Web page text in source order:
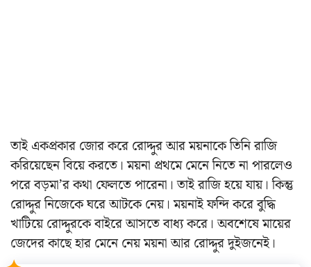
তাই একপ্রকার জোর করে রোদ্দুর আর ময়নাকে তিনি রাজি
করিয়েছেন বিয়ে করতে। ময়না প্রথমে মেনে নিতে না পারলেও
পরে বড়মা’র কথা ফেলতে পারেনা। তাই রাজি হয়ে যায়। কিন্তু
রোদ্দুর নিজেকে ঘরে আটকে নেয়। ময়নাই ফন্দি করে বুদ্ধি
খাটিয়ে রোদ্দুরকে বাইরে আসতে বাধ্য করে। অবশেষে মায়ের
জেদের কাছে হার মেনে নেয় ময়না আর রোদ্দুর দুইজনেই।